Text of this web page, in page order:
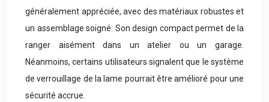
généralement appréciée, avec des matériaux robustes et
un assemblage soigné. Son design compact permet de la
ranger aisément dans un atelier ou un garage.
Néanmoins, certains utilisateurs signalent que le système
de verrouillage de la lame pourrait être amélioré pour une
sécurité accrue.